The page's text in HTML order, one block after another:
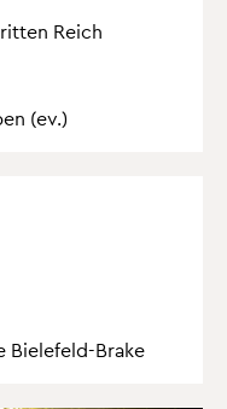
Reich
(ev.)
Bie­le­feld-Brake